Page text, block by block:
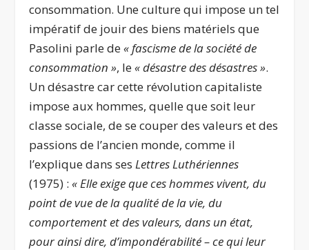
consommation. Une culture qui impose un tel
impératif de jouir des biens matériels que
Pasolini parle de« fascisme de la société de
consommation », le« désastre des désastres».
Un désastre car cette révolution capitaliste
impose aux hommes, quelle que soit leur
classe sociale, de se couper des valeurs et des
passions de l’ancien monde, comme il
l’explique dans sesLettres Luthériennes
(1975) :« Elle exige que ces hommes vivent, du
point de vue de la qualité de la vie, du
comportement et des valeurs, dans un état,
pour ainsi dire, d’impondérabilité – ce qui leur